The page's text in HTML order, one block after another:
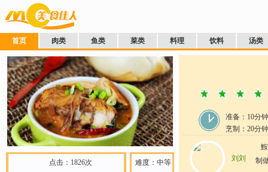
首页 肉类 鱼类 菜类 料理 饮料 汤类
难度：中等
点击：1826次
准备： 10分钟
烹制： 20分钟
刘刘
制